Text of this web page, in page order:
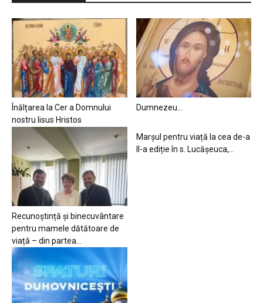
Înălțarea la Cer a Domnului
nostru Iisus Hristos
Dumnezeu…
Recunoștință și binecuvântare
pentru mamele dătătoare de
viață – din partea...
Marșul pentru viață la cea de-a
II-a ediție în s. Lucășeuca,...